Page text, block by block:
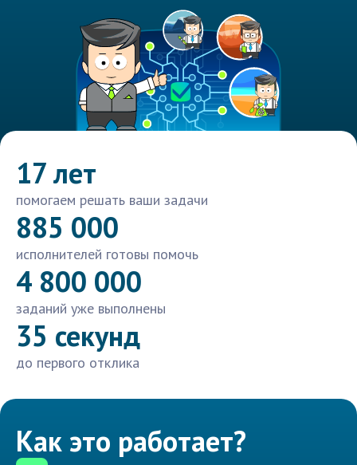
17 лет
помогаем решать ваши задачи
885 000
исполнителей готовы помочь
4 800 000
заданий уже выполнены
35 секунд
до первого отклика
Как это работает?